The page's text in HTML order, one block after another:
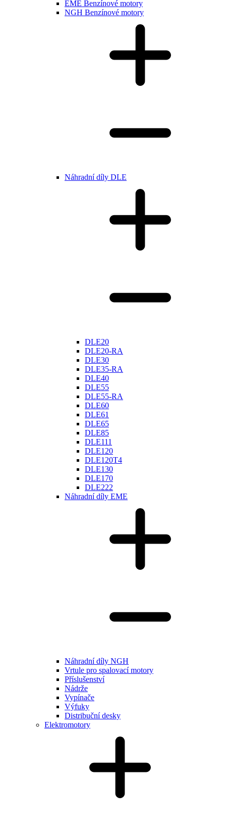
EME Benzínové motory
NGH Benzínové motory
Náhradní díly DLE
DLE20
DLE20-RA
DLE30
DLE35-RA
DLE40
DLE55
DLE55-RA
DLE60
DLE61
DLE65
DLE85
DLE111
DLE120
DLE120T4
DLE130
DLE170
DLE222
Náhradní díly EME
Náhradní díly NGH
Vrtule pro spalovací motory
Příslušenství
Nádrže
Vypínače
Výfuky
Distribuční desky
Elektromotory